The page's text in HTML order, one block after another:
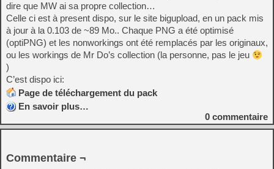
dire que MW ai sa propre collection…
Celle ci est à present dispo, sur le site bigupload, en un pack mis
à jour à la 0.103 de ~89 Mo.. Chaque PNG a été optimisé
(optiPNG) et les nonworkings ont été remplacés par les originaux,
ou les workings de Mr Do’s collection (la personne, pas le jeu
)
C’est dispo ici:
Page de téléchargement du pack
En savoir plus…
0 commentaire
Commentaire ¬